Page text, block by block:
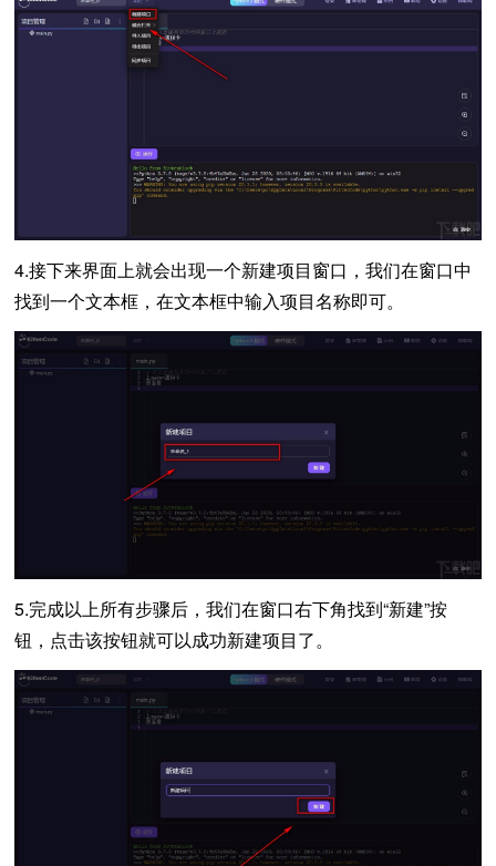
4.接下来界面上就会出现一个新建项目窗口，我们在窗口中
找到一个文本框，在文本框中输入项目名称即可。
5.完成以上所有步骤后，我们在窗口右下角找到“新建”按
钮，点击该按钮就可以成功新建项目了。